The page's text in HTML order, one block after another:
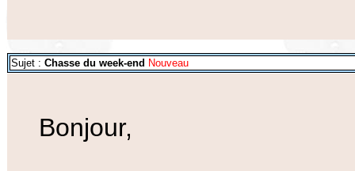
Sujet : Chasse du week-end Nouveau
Bonjour,